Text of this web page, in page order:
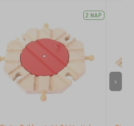
2 NAP
>